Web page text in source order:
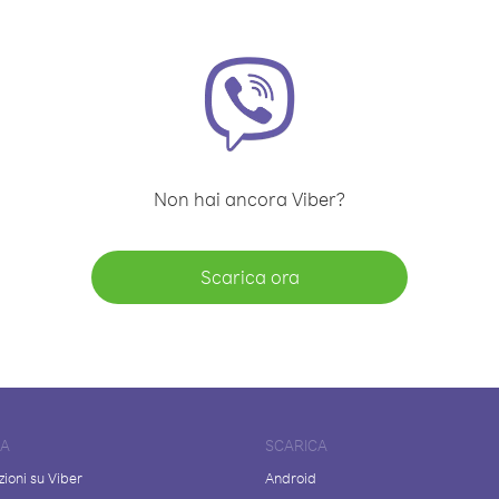
Non hai ancora Viber?
Scarica ora
su Viber
SCARICA
Android